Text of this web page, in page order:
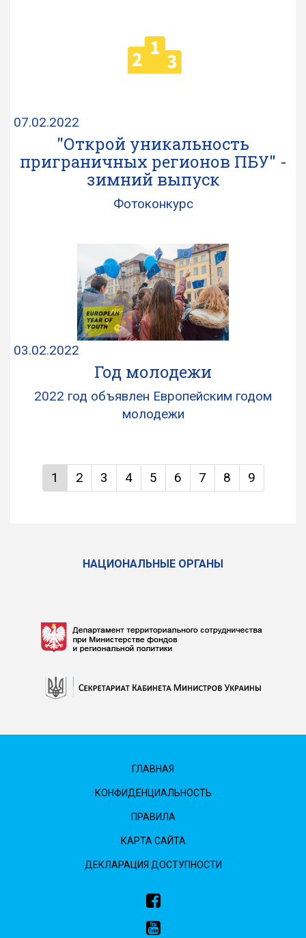
07.02.2022
"Открой уникальность
приграничных регионов ПБУ" -
зимний выпуск
Фотоконкурс
03.02.2022
Год молодежи
2022 год объявлен Европейским годом
молодежи
1 2 3 4 5 6 7 8 9
НАЦИОНАЛЬНЫЕ ОРГАНЫ
ГЛАВНАЯ
КОНФИДЕНЦИАЛЬНОСТЬ
ПРАВИЛА
КАРТА САЙТА
ДЕКЛАРАЦИЯ ДОСТУПНОСТИ